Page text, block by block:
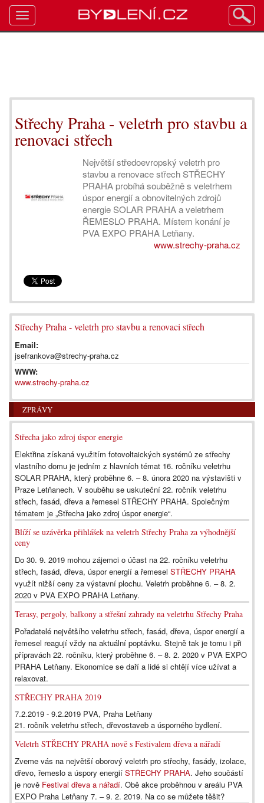
Střechy Praha - veletrh pro stavbu a
renovaci střech
Největší středoevropský veletrh pro
stavbu a renovace střech STŘECHY
PRAHA probíhá souběžně s veletrhem
úspor energií a obnovitelných zdrojů
energie SOLAR PRAHA a veletrhem
ŘEMESLO PRAHA. Místem konání je
PVA EXPO PRAHA Letňany.
www.strechy-praha.cz
Střechy Praha - veletrh pro stavbu a renovaci střech
Email:
jsefrankova@strechy-praha.cz
WWW:
www.strechy-praha.cz
ZPRÁVY
Střecha jako zdroj úspor energie
Elektřina získaná využitím fotovoltaických systémů ze střechy
vlastního domu je jedním z hlavních témat 16. ročníku veletrhu
SOLAR PRAHA, který proběhne 6. – 8. února 2020 na výstavišti v
Praze Letňanech. V souběhu se uskuteční 22. ročník veletrhu
střech, fasád, dřeva a řemesel STŘECHY PRAHA. Společným
tématem je „Střecha jako zdroj úspor energie“.
Blíží se uzávěrka přihlášek na veletrh Střechy Praha za výhodnější
ceny
Do 30. 9. 2019 mohou zájemci o účast na 22. ročníku veletrhu
střech, fasád, dřeva, úspor energií a řemesel STŘECHY PRAHA
využít nižší ceny za výstavní plochu. Veletrh proběhne 6. – 8. 2.
2020 v PVA EXPO PRAHA Letňany.
Terasy, pergoly, balkony a střešní zahrady na veletrhu Střechy Praha
Pořadatelé největšího veletrhu střech, fasád, dřeva, úspor energií a
řemesel reagují vždy na aktuální poptávku. Stejně tak je tomu i při
přípravách 22. ročníku, který proběhne 6. – 8. 2. 2020 v PVA EXPO
PRAHA Letňany. Ekonomice se daří a lidé si chtějí více užívat a
relaxovat.
STŘECHY PRAHA 2019
7.2.2019 - 9.2.2019 PVA, Praha Letňany
21. ročník veletrhu střech, dřevostaveb a úsporného bydlení.
Veletrh STŘECHY PRAHA nově s Festivalem dřeva a nářadí
Zveme vás na největší oborový veletrh pro střechy, fasády, izolace,
dřevo, řemeslo a úspory energií STŘECHY PRAHA. Jeho součástí
je nově Festival dřeva a nářadí. Obě akce proběhnou v areálu PVA
EXPO Praha Letňany 7. – 9. 2. 2019. Na co se můžete těšit?
Toggle
navigation